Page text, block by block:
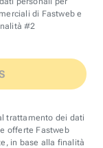
di Fastweb e
#2
trattamento dei dati
offerte Fastweb
in base alla finalità